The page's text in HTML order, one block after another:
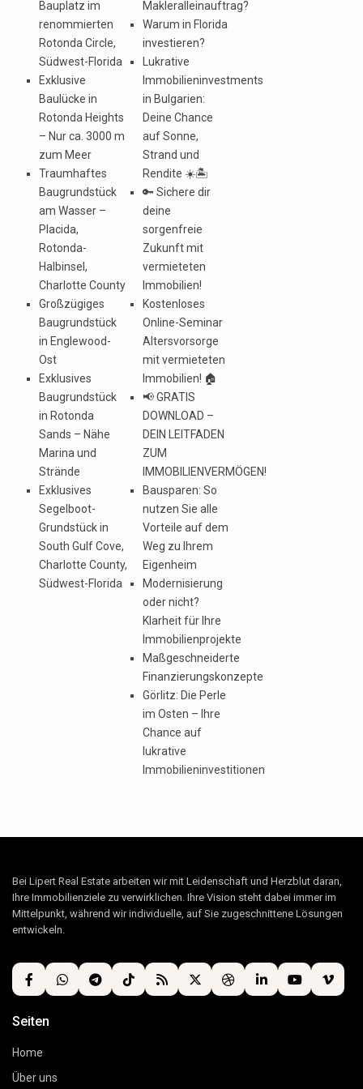
Bauplatz im
renommierten
Rotonda Circle,
Südwest-Florida
Exklusive
Baulücke in
Rotonda Heights
– Nur ca. 3000 m
zum Meer
Traumhaftes
Baugrundstück
am Wasser –
Placida,
Rotonda-
Halbinsel,
Charlotte County
Großzügiges
Baugrundstück
in Englewood-
Ost
Exklusives
Baugrundstück
in Rotonda
Sands – Nähe
Marina und
Strände
Exklusives
Segelboot-
Grundstück in
South Gulf Cove,
Charlotte County,
Südwest-Florida
Makleralleinauftrag?
Warum in Florida
investieren?
Lukrative
Immobilieninvestments
in Bulgarien:
Deine Chance
auf Sonne,
Strand und
Rendite ☀️🏝️
🔑 Sichere dir
deine
sorgenfreie
Zukunft mit
vermieteten
Immobilien!
Kostenloses
Online-Seminar
Altersvorsorge
mit vermieteten
Immobilien! 🏠
📢 GRATIS
DOWNLOAD –
DEIN LEITFADEN
ZUM
IMMOBILIENVERMÖGEN!
Bausparen: So
nutzen Sie alle
Vorteile auf dem
Weg zu Ihrem
Eigenheim
Modernisierung
oder nicht?
Klarheit für Ihre
Immobilienprojekte
Maßgeschneiderte
Finanzierungskonzepte
Görlitz: Die Perle
im Osten – Ihre
Chance auf
lukrative
Immobilieninvestitionen
Bei Lipert Real Estate arbeiten wir mit Leidenschaft und Herzblut daran,
Ihre Immobilienziele zu verwirklichen. Ihre Vision steht dabei immer im
Mittelpunkt, während wir individuelle, auf Sie zugeschnittene Lösungen
entwickeln.
Seiten
Home
Über uns